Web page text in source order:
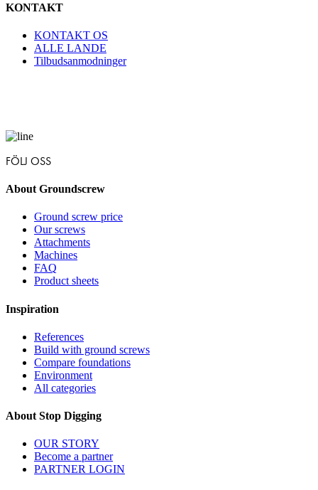
KONTAKT
KONTAKT OS
ALLE LANDE
Tilbudsanmodninger
FÖLJ OSS
About Groundscrew
Ground screw price
Our screws
Attachments
Machines
FAQ
Product sheets
Inspiration
References
Build with ground screws
Compare foundations
Environment
All categories
About Stop Digging
OUR STORY
Become a partner
PARTNER LOGIN